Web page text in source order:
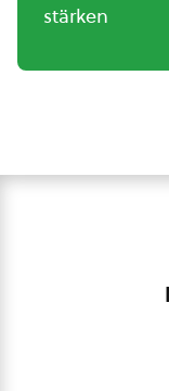
stärken